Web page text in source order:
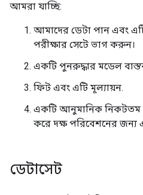
আমরা যাচ্ছি:
আমাদের ডেটা পান এবং
পরীক্ষার সেটে ভাগ করুন।
একটি পুনরুদ্ধার মডেল
ফিট এবং এটি মূল্যায়ন.
একটি আনুমানিক নিকটতম
করে দক্ষ পরিবেশনের জন্য
ডেটাসেট